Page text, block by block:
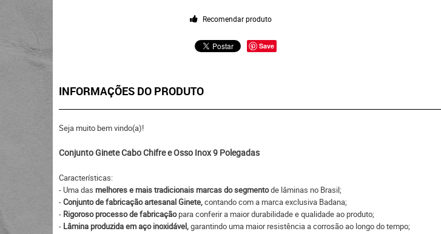
Recomendar produto
Save
INFORMAÇÕES DO PRODUTO
Seja muito bem vindo(a)!
Conjunto Ginete Cabo Chifre e Osso Inox 9 Polegadas
Características:
- Uma das melhores e mais tradicionais marcas do segmentode lâminas no Brasil;
-Conjunto de fabricação artesanal Ginete,contando com a marca exclusiva Badana;
- Rigoroso processo de fabricaçãopara conferir a maior durabilidade e qualidade ao produto;
- Lâmina produzida em aço inoxidável,garantindo uma maior resistência a corrosão ao longo do tempo;